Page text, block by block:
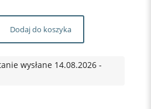
Dodaj do koszyka
wysłane 14.08.2026 -